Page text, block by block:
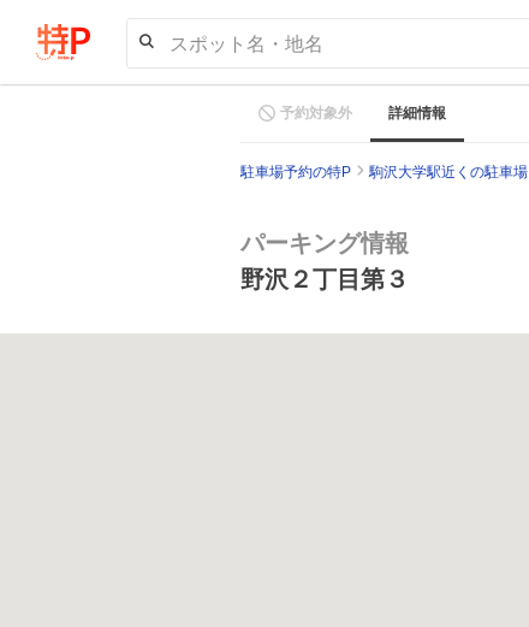
スポット名・地名
予約対象外 詳細情報
駐車場予約の特P 駒沢大学駅近くの駐車場
パーキング情報
野沢２丁目第３